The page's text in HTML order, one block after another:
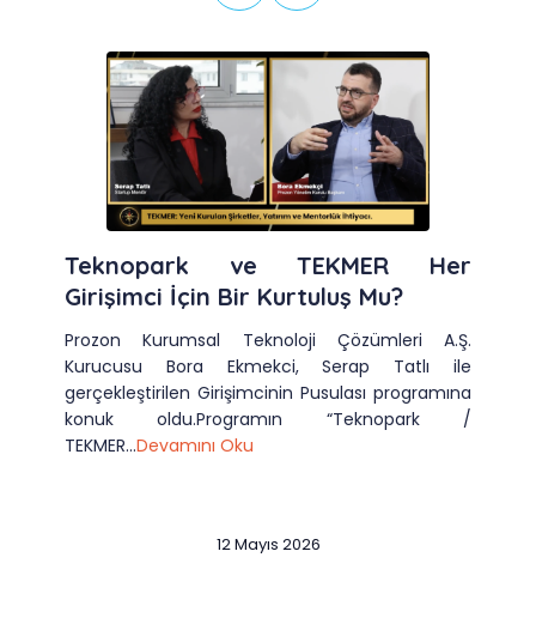
Teknopark ve TEKMER Her
Girişimci İçin Bir Kurtuluş Mu?
Prozon Kurumsal Teknoloji Çözümleri A.Ş.
Kurucusu Bora Ekmekci, Serap Tatlı ile
gerçekleştirilen Girişimcinin Pusulası programına
konuk oldu.Programın “Teknopark /
TEKMER...Devamını Oku
12 Mayıs 2026